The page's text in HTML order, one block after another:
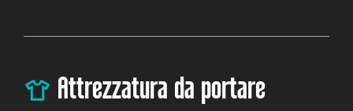
Attrezzatura da portare